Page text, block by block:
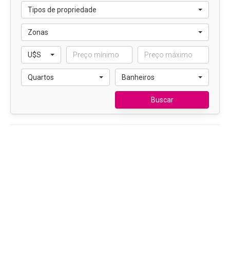
Tipos de propriedade
Zonas
U$S
Quartos Banheiros
Buscar